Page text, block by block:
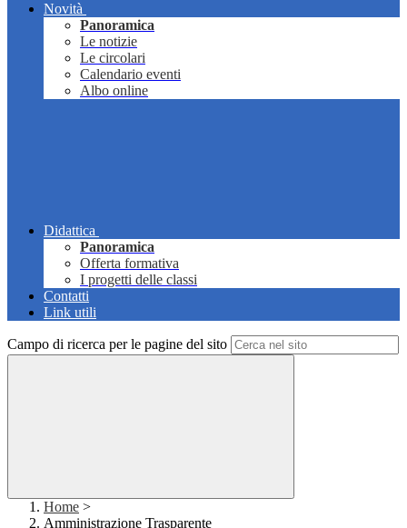
Novità
Panoramica
Le notizie
Le circolari
Calendario eventi
Albo online
Didattica
Panoramica
Offerta formativa
I progetti delle classi
Contatti
Link utili
Campo di ricerca per le pagine del sito
Home >
Amministrazione Trasparente